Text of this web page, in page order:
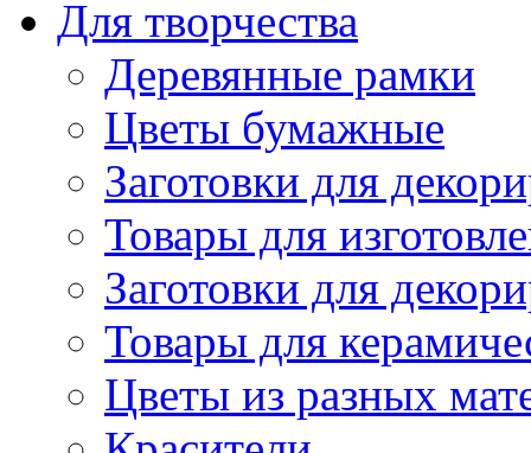
Для творчества
Деревянные рамки
Цветы бумажные
Заготовки для
Товары для
Заготовки для
Товары для
Цветы из разных